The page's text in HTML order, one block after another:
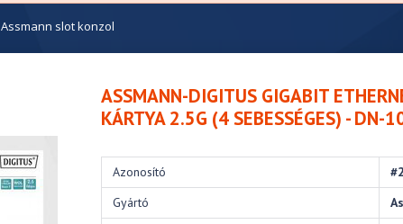
Assmann slot konzol
ASSMANN-DIGITUS GIGABIT
KÁRTYA 2.5G (4 SEBESSÉGES) - DN-
Azonosító
Gyártó